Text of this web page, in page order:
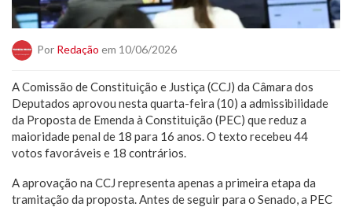
Por Redação em 10/06/2026
A Comissão de Constituição e Justiça (CCJ) da Câmara dos
Deputados aprovou nesta quarta-feira (10) a admissibilidade
da Proposta de Emenda à Constituição (PEC) que reduz a
maioridade penal de 18 para 16 anos. O texto recebeu 44
votos favoráveis e 18 contrários.
A aprovação na CCJ representa apenas a primeira etapa da
tramitação da proposta. Antes de seguir para o Senado, a PEC